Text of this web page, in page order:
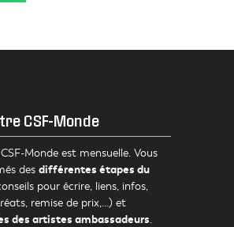
CSF-Monde
Monde est mensuelle. Vous
des différentes étapes du
pour écrire, liens, infos,
remise de prix,…) et
des artistes ambassadeurs.